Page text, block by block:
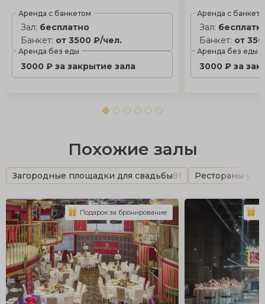
Аренда с банкетом
Зал: бесплатно
Банкет: от 3500 ₽/чел.
Аренда без еды
3000 ₽ за закрытие зала
Аренда с
Зал:
Банкет: от
Аренда без еды
3000 ₽ за
Похожие залы
Загородные площадки для свадьбы81 Рестораны у
Подарок за бронирование